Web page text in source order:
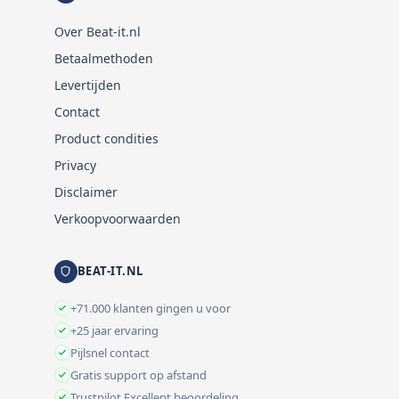
Over Beat-it.nl
Betaalmethoden
Levertijden
Contact
Product condities
Privacy
Disclaimer
Verkoopvoorwaarden
BEAT-IT.NL
+71.000 klanten gingen u voor
+25 jaar ervaring
Pijlsnel contact
Gratis support op afstand